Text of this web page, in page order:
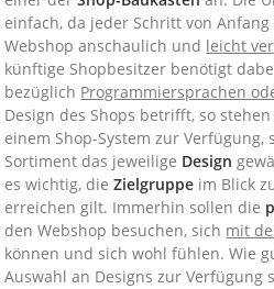
einfach, da jeder Schritt von
Webshop anschaulich und leicht
künftige Shopbesitzer benötigt
bezüglich Programmiersprachen
Design des Shops betrifft, so
einem Shop-System zur Verfügung,
Sortiment das jeweilige Design
es wichtig, dieZielgruppe im Blick
erreichen gilt. Immerhin sollen die
den Webshop besuchen, sich mit
können und sich wohl fühlen. Wie
Auswahl an Designs zur Verfügung